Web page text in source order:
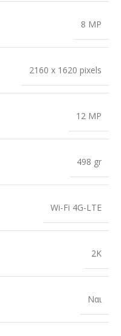
8 MP
2160 x 1620 pixels
12 MP
498 gr
Wi-Fi 4G-LTE
2K
Ναι